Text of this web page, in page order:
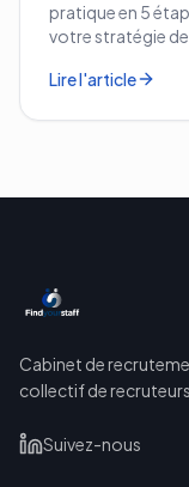
pratique en 5
votre stratégie
Lire l'article
Cabinet de
collectif de
Suivez-nous